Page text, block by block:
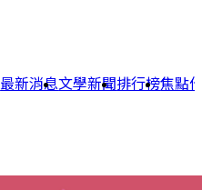
最新消息文學新聞排行榜焦點